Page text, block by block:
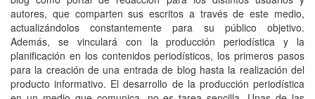
autores, que comparten sus escritos a través de este medio,
actualizándolos constantemente para su público objetivo.
Además, se vinculará con la producción periodística y la
planificación en los contenidos periodísticos, los primeros pasos
para la creación de una entrada de blog hasta la realización del
producto informativo. El desarrollo de la producción periodística